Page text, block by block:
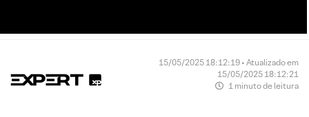
15/05/2025 18:12:19 • Atualizado em
15/05/2025 18:12:21
1 minuto de leitura